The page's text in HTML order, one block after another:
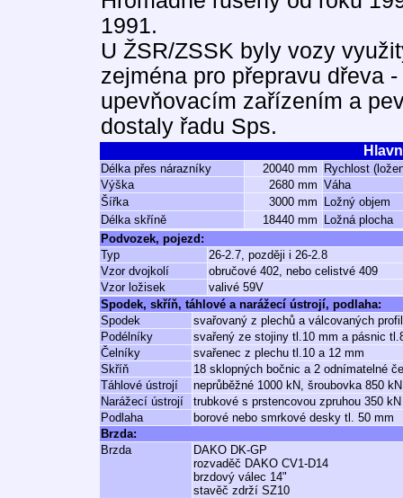
1991.
U ŽSR/ZSSK byly vozy
zejména pro přepravu dřeva
upevňovacím zařízením a
dostaly řadu Sps.
Délka přes nárazníky 20040 mm
Rychlost
Výška
2680 mm Váha
Šířka
3000 mm
Ložný objem
Délka skříně
18440 mm
Ložná plocha
Podvozek, pojezd:
Typ
26-2.7, později i 26-2.8
Vzor dvojkolí
obručové 402, nebo celistvé 409
Vzor ložisek
valivé 59V
Spodek, skříň, táhlové a narážecí ústrojí, podlaha:
Spodek
svařovaný z plechů a válcovaných
Podélníky
svařený ze stojiny tl.10 mm a pásnic
Čelníky
svařenec z plechu tl.10 a 12 mm
Skříň
18 sklopných bočnic a 2 odnímatelné
Táhlové ústrojí
neprůběžné 1000 kN, šroubovka 850 kN
Narážecí ústrojí
trubkové s prstencovou zpruhou 350 kN
Podlaha
borové nebo smrkové desky tl. 50 mm
Brzda:
Brzda
DAKO DK-GP
rozvaděč DAKO CV1-D14
brzdový válec 14"
stavěč zdrží SZ10